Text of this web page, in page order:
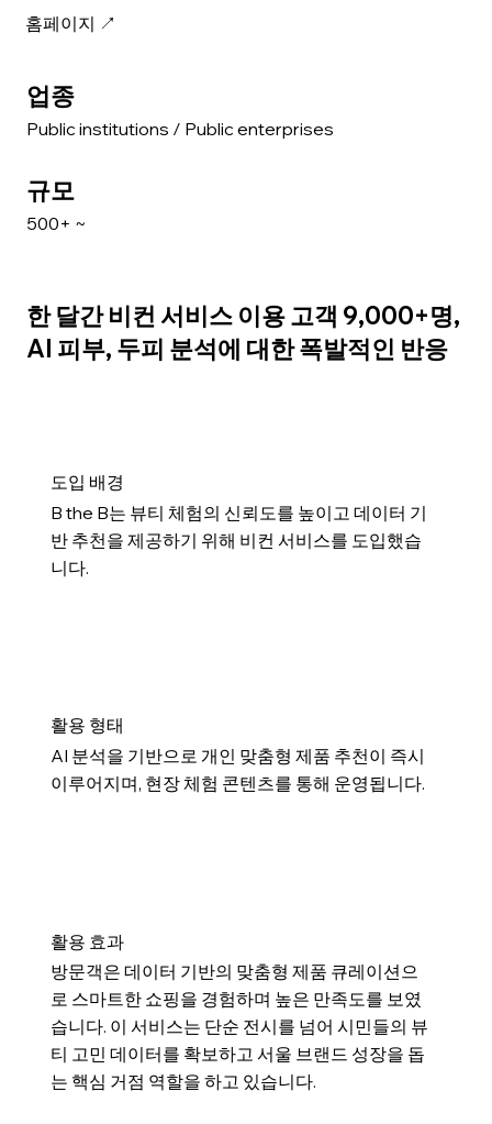
홈페이지 ↗
업종
Public institutions / Public enterprises
규모
500+ ~
한 달간 비컨 서비스 이용 고객 9,000+명,
AI 피부, 두피 분석에 대한 폭발적인 반응
​도입 배경
B the B는 뷰티 체험의 신뢰도를 높이고 데이터 기
반 추천을 제공하기 위해 비컨 서비스를 도입했습
니다.
​활용 형태
AI 분석을 기반으로 개인 맞춤형 제품 추천이 즉시
이루어지며, 현장 체험 콘텐츠를 통해 운영됩니다.
​활용 효과
방문객은 데이터 기반의 맞춤형 제품 큐레이션으
로 스마트한 쇼핑을 경험하며 높은 만족도를 보였
습니다. 이 서비스는 단순 전시를 넘어 시민들의 뷰
티 고민 데이터를 확보하고 서울 브랜드 성장을 돕
는 핵심 거점 역할을 하고 있습니다.